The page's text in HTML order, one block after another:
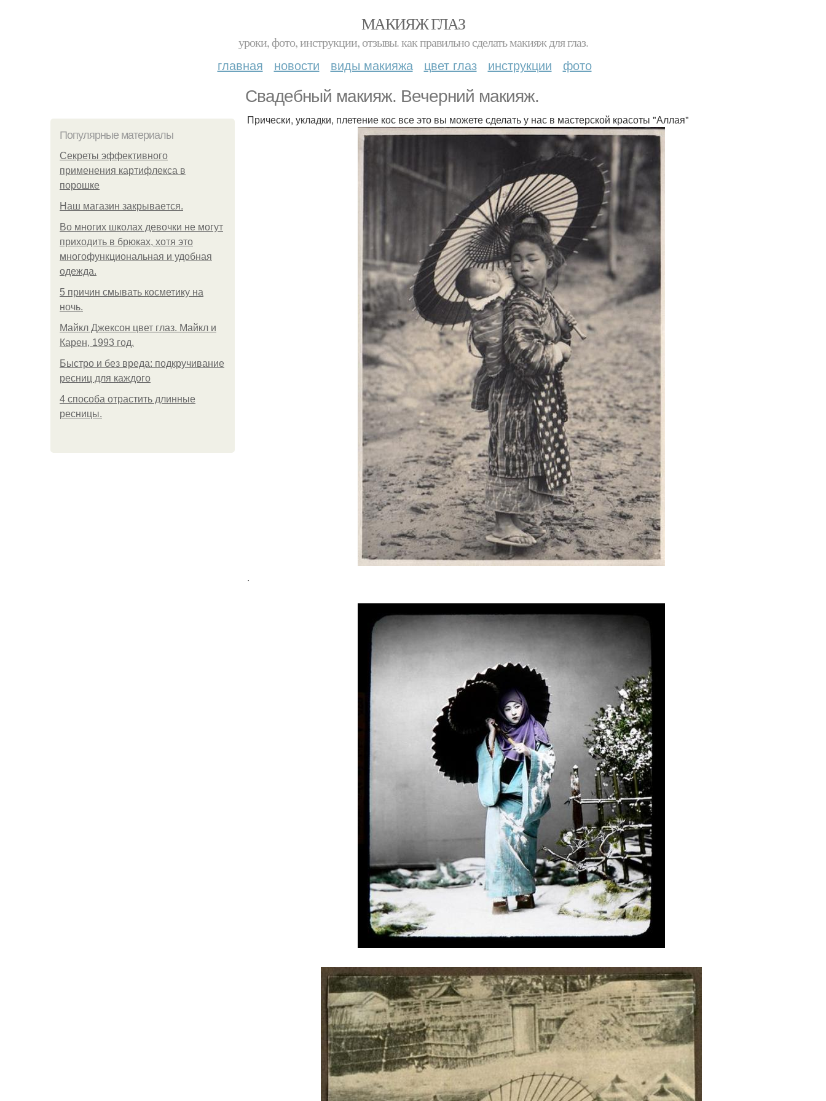
МАКИЯЖ ГЛАЗ
уроки, фото, инструкции, отзывы. как правильно сделать макияж для глаз.
главная новости виды макияжа цвет глаз инструкции фото
Свадебный макияж. Вечерний макияж.
Популярные материалы
Секреты эффективного
применения картифлекса в
порошке
Нaш магaзин зaкрывaeтся.
Во многих школах девочки не могут
приходить в брюках, хотя это
многофункциональная и удобная
одежда.
5 причин смывать косметику на
ночь.
Майкл Джексон цвет глаз. Майкл и
Карен, 1993 год.
Быстро и без вреда: подкручивание
ресниц для каждого
4 способа отрастить длинные
ресницы.
Прически, укладки, плетение кос все это вы можете сделать у нас в мастерской красоты "Аллая"
.